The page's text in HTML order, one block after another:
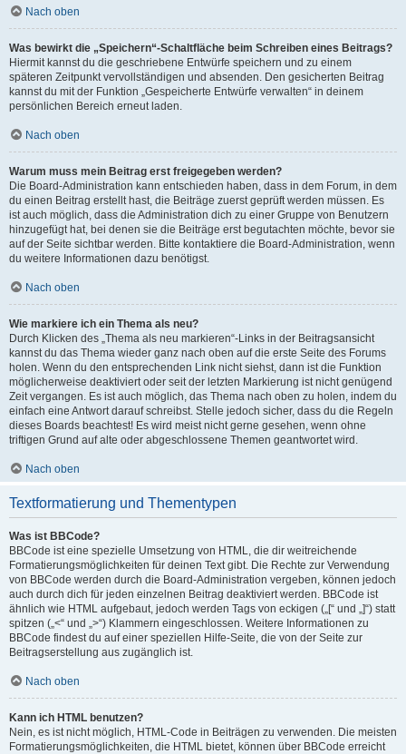
Nach oben
Was bewirkt die „Speichern“-Schaltfläche beim Schreiben eines Beitrags?
Hiermit kannst du die geschriebene Entwürfe speichern und zu einem
späteren Zeitpunkt vervollständigen und absenden. Den gesicherten Beitrag
kannst du mit der Funktion „Gespeicherte Entwürfe verwalten“ in deinem
persönlichen Bereich erneut laden.
Nach oben
Warum muss mein Beitrag erst freigegeben werden?
Die Board-Administration kann entschieden haben, dass in dem Forum, in dem
du einen Beitrag erstellt hast, die Beiträge zuerst geprüft werden müssen. Es
ist auch möglich, dass die Administration dich zu einer Gruppe von Benutzern
hinzugefügt hat, bei denen sie die Beiträge erst begutachten möchte, bevor sie
auf der Seite sichtbar werden. Bitte kontaktiere die Board-Administration, wenn
du weitere Informationen dazu benötigst.
Nach oben
Wie markiere ich ein Thema als neu?
Durch Klicken des „Thema als neu markieren“-Links in der Beitragsansicht
kannst du das Thema wieder ganz nach oben auf die erste Seite des Forums
holen. Wenn du den entsprechenden Link nicht siehst, dann ist die Funktion
möglicherweise deaktiviert oder seit der letzten Markierung ist nicht genügend
Zeit vergangen. Es ist auch möglich, das Thema nach oben zu holen, indem du
einfach eine Antwort darauf schreibst. Stelle jedoch sicher, dass du die Regeln
dieses Boards beachtest! Es wird meist nicht gerne gesehen, wenn ohne
triftigen Grund auf alte oder abgeschlossene Themen geantwortet wird.
Nach oben
Textformatierung und Thementypen
Was ist BBCode?
BBCode ist eine spezielle Umsetzung von HTML, die dir weitreichende
Formatierungsmöglichkeiten für deinen Text gibt. Die Rechte zur Verwendung
von BBCode werden durch die Board-Administration vergeben, können jedoch
auch durch dich für jeden einzelnen Beitrag deaktiviert werden. BBCode ist
ähnlich wie HTML aufgebaut, jedoch werden Tags von eckigen („[“ und „]“) statt
spitzen („<“ und „>“) Klammern eingeschlossen. Weitere Informationen zu
BBCode findest du auf einer speziellen Hilfe-Seite, die von der Seite zur
Beitragserstellung aus zugänglich ist.
Nach oben
Kann ich HTML benutzen?
Nein, es ist nicht möglich, HTML-Code in Beiträgen zu verwenden. Die meisten
Formatierungsmöglichkeiten, die HTML bietet, können über BBCode erreicht